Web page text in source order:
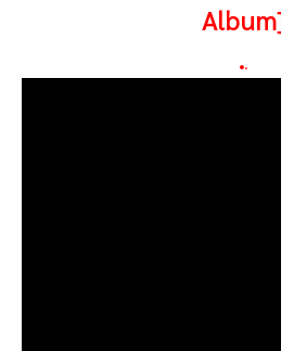
..